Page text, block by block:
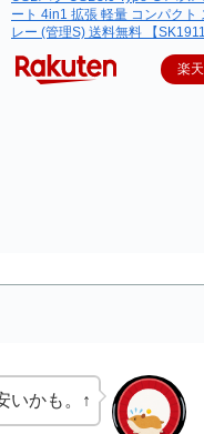
ート 4in1 拡張 軽量 コンパクト
レー (管理S) 送料無料 【
楽
いかも。↑